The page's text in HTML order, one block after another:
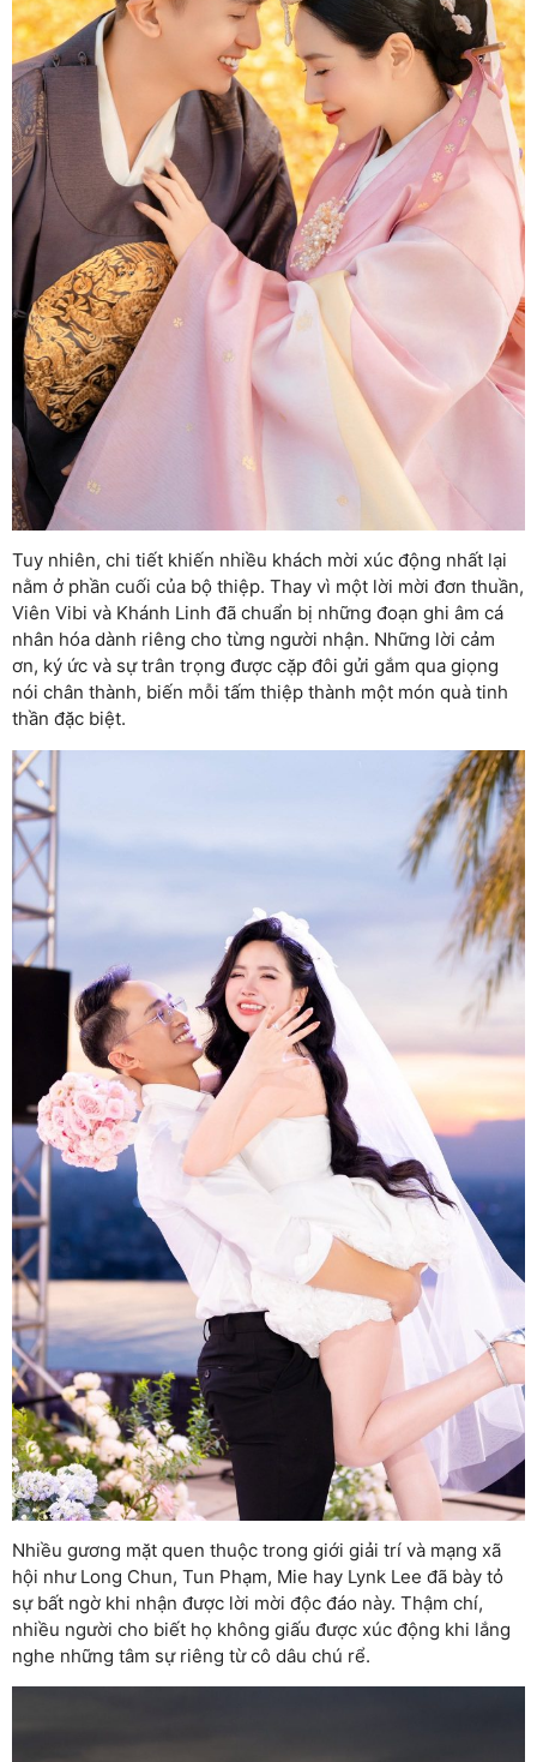
Tuy nhiên, chi tiết khiến nhiều khách mời xúc động nhất lại
nằm ở phần cuối của bộ thiệp. Thay vì một lời mời đơn thuần,
Viên Vibi và Khánh Linh đã chuẩn bị những đoạn ghi âm cá
nhân hóa dành riêng cho từng người nhận. Những lời cảm
ơn, ký ức và sự trân trọng được cặp đôi gửi gắm qua giọng
nói chân thành, biến mỗi tấm thiệp thành một món quà tinh
thần đặc biệt.
Nhiều gương mặt quen thuộc trong giới giải trí và mạng xã
hội như Long Chun, Tun Phạm, Mie hay Lynk Lee đã bày tỏ
sự bất ngờ khi nhận được lời mời độc đáo này. Thậm chí,
nhiều người cho biết họ không giấu được xúc động khi lắng
nghe những tâm sự riêng từ cô dâu chú rể.